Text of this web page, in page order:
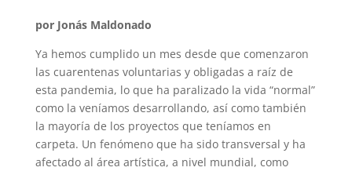
por Jonás Maldonado
Ya hemos cumplido un mes desde que comenzaron
las cuarentenas voluntarias y obligadas a raíz de
esta pandemia, lo que ha paralizado la vida “normal”
como la veníamos desarrollando, así como también
la mayoría de los proyectos que teníamos en
carpeta. Un fenómeno que ha sido transversal y ha
afectado al área artística, a nivel mundial, como